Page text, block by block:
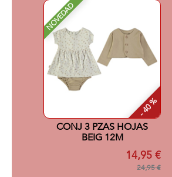
NOVEDAD
- 40 %
CONJ 3 PZAS HOJAS
BEIG 12M
14,95 €
24,95 €